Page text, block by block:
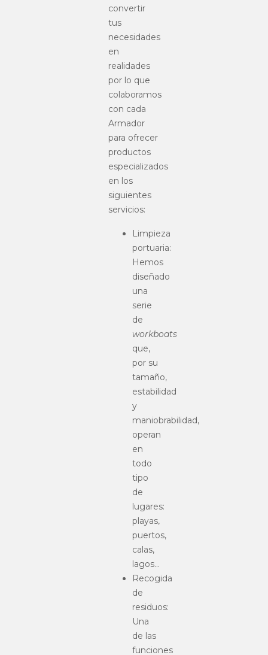
convertir
tus
necesidades
en
realidades
por lo que
colaboramos
con cada
Armador
para ofrecer
productos
especializados
en los
siguientes
servicios:
Limpieza
portuaria:
Hemos
diseñado
una
serie
de
workboats
que,
por su
tamaño,
estabilidad
y
maniobrabilidad,
operan
en
todo
tipo
de
lugares:
playas,
puertos,
calas,
lagos…
Recogida
de
residuos:
Una
de las
funciones